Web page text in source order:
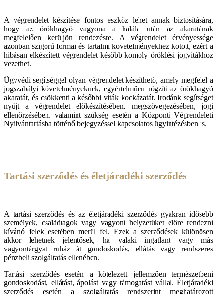
A végrendelet készítése fontos eszköz lehet annak biztosítására,
hogy az örökhagyó vagyona a halála után az akaratának
megfelelően kerüljön rendezésre. A végrendelet érvényessége
azonban szigorú formai és tartalmi követelményekhez kötött, ezért a
hibásan elkészített végrendelet később komoly öröklési jogvitákhoz
vezethet.
Ügyvédi segítséggel olyan végrendelet készíthető, amely megfelel a
jogszabályi követelményeknek, egyértelműen rögzíti az örökhagyó
akaratát, és csökkenti a későbbi viták kockázatát. Irodánk segítséget
nyújt a végrendelet előkészítésében, megszövegezésében, jogi
ellenőrzésében, valamint szükség esetén a Központi Végrendeleti
Nyilvántartásba történő bejegyzéssel kapcsolatos ügyintézésben is.
Tartási szerződés és életjáradéki szerződés
A tartási szerződés és az életjáradéki szerződés gyakran idősebb
személyek, családtagok vagy vagyoni helyzetüket előre rendezni
kívánó felek esetében merül fel. Ezek a szerződések különösen
akkor lehetnek jelentősek, ha valaki ingatlant vagy más
vagyontárgyat ruház át gondoskodás, ellátás vagy rendszeres
pénzbeli szolgáltatás ellenében.
Tartási szerződés esetén a kötelezett jellemzően természetbeni
gondoskodást, ellátást, ápolást vagy támogatást vállal. Életjáradéki
szerződés esetén a szolgáltatás rendszerint meghatározott